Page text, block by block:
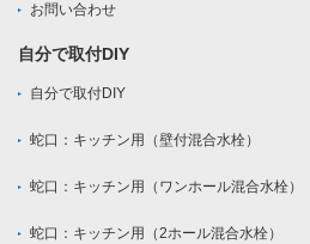
お問い合わせ
自分で取付DIY
自分で取付DIY
蛇口：キッチン用（壁付混合水栓）
蛇口：キッチン用（ワンホール混合水栓）
蛇口：キッチン用（2ホール混合水栓）